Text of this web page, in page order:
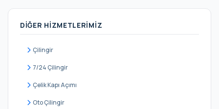
Küçükbakkalköy
Mevlana
DIĞER HIZMETLERIMIZ
Çilingir
7/24 Çilingir
Çelik Kapı Açımı
Oto Çilingir